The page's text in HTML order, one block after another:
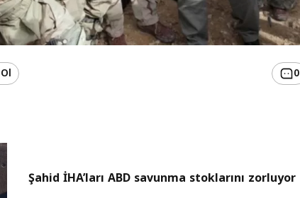
0
Şahid İHA’ları ABD savunma stoklarını zorluyor